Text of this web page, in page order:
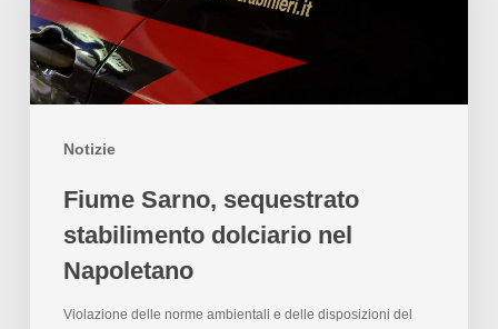
Notizie
Fiume Sarno, sequestrato
stabilimento dolciario nel
Napoletano
Violazione delle norme ambientali e delle disposizioni del